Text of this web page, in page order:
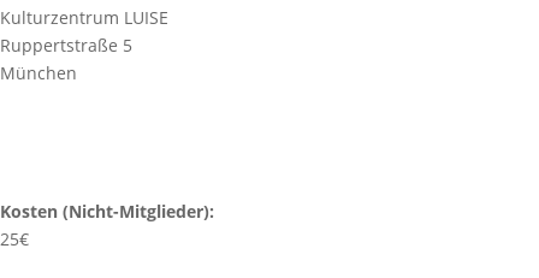
Kultur­zen­trum LUISE
Ruppert­straße 5
München
Kosten (Nicht-Mitglieder):
25€